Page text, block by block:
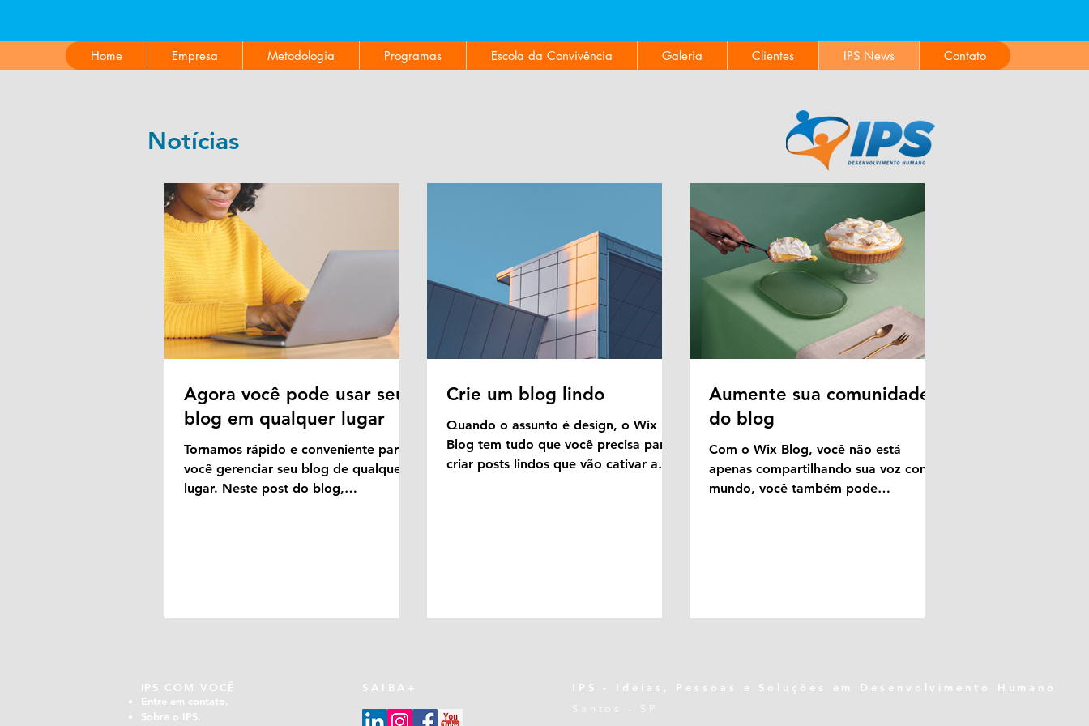
Home Empresa Metodologia Programas Escola da Convivência Galeria Clientes IPS News Contato
Notícias
Agora você pode usar seu
blog em qualquer lugar
Tornamos rápido e conveniente para
você gerenciar seu blog de qualquer
lugar. Neste post do blog,
Crie um blog lindo
Quando o assunto é design, o Wix
Blog tem tudo que você precisa para
criar posts lindos que vão cativar a
Aumente sua comunidade
do blog
Com o Wix Blog, você não está
apenas compartilhando sua voz com o
mundo, você também pode
IPS COM VOCÊ
Entre em contato.
Sobre o IPS.
SAIBA+ IPS - Ideias, Pessoas e Soluções em Desenvolvimento Humano
Santos - SP